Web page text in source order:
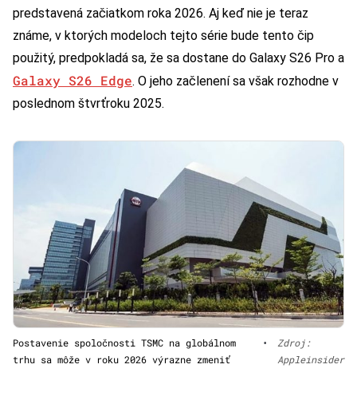
predstavená začiatkom roka 2026. Aj keď nie je teraz
známe, v ktorých modeloch tejto série bude tento čip
použitý, predpokladá sa, že sa dostane do Galaxy S26 Pro a
Galaxy S26 Edge. O jeho začlenení sa však rozhodne v
poslednom štvrťroku 2025.
Postavenie spoločnosti TSMC na globálnom
trhu sa môže v roku 2026 výrazne zmeniť
•
Zdroj:
Appleinsider